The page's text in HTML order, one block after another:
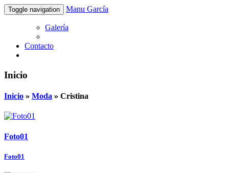
Toggle navigation Manu García
Galería
Contacto
Inicio
Inicio » Moda » Cristina
Foto01
Foto01